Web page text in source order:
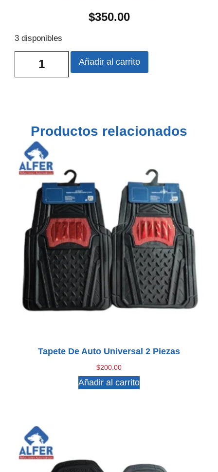
$350.00
3 disponibles
Añadir al carrito
Productos relacionados
Tapete De Auto Universal 2 Piezas
$200.00
Añadir al carrito